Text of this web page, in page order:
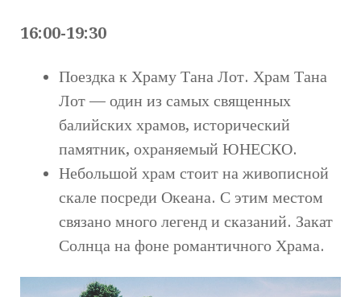
16:00-19:30
Поездка к Храму Тана Лот. Храм Тана
Лот — один из самых священных
балийских храмов, исторический
памятник, охраняемый ЮНЕСКО.
Небольшой храм стоит на живописной
скале посреди Океана. С этим местом
связано много легенд и сказаний. Закат
Солнца на фоне романтичного Храма.